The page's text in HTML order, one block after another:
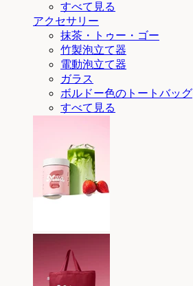
すべて見る
アクセサリー
抹茶・トゥー・ゴー
竹製泡立て器
電動泡立て器
ガラス
ボルドー色のトートバッグ
すべて見る